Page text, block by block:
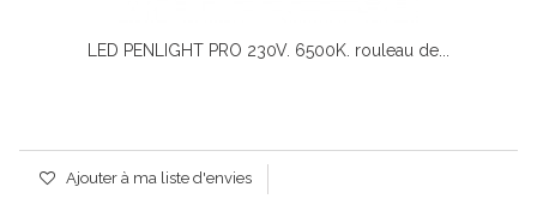
LED PENLIGHT PRO 230V. 6500K. rouleau de...
Ajouter à ma liste d'envies